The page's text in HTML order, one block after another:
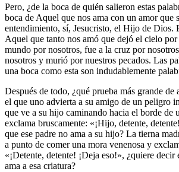
Pero, ¿de la boca de quién salieron estas
boca de Aquel que nos ama con un amor que
entendimiento, sí, Jesucristo, el Hijo de Dios.
Aquel que tanto nos amó que dejó el cielo
mundo por nosotros, fue a la cruz por
nosotros y murió por nuestros pecados. Las
una boca como esta son indudablemente
Después de todo, ¿qué prueba más grande de
el que uno advierta a su amigo de un peligro
que ve a su hijo caminando hacia el borde de
exclama bruscamente: «¡Hijo, detente,
que ese padre no ama a su hijo? La tierna
a punto de comer una mora venenosa y
«¡Detente, detente! ¡Deja eso!», ¿quiere decir
ama a esa criatura?